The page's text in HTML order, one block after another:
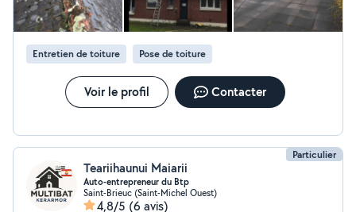
Entretien de toiture Pose de toiture
Voir le profil Contacter
Particulier
Teariihaunui Maiarii
Auto-entrepreneur du Btp
Saint-Brieuc (Saint-Michel Ouest)
4,8/5 (6 avis)